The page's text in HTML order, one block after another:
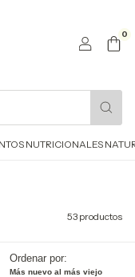
0
NUTRICIONALES
53 productos
Ordenar por:
Más nuevo al más viejo